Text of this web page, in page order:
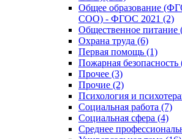
Общее образование
СОО) - ФГОС 2021 (2)
Общественное питание
Охрана труда (6)
Первая помощь (1)
Пожарная безопасность
Прочее (3)
Прочие (2)
Психология и
Социальная работа (7)
Социальная сфера (4)
Среднее